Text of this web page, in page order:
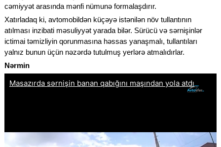
cəmiyyət arasında mənfi nümunə formalaşdırır.
Xatırladaq ki, avtomobildən küçəyə istənilən növ tullantının
atılması inzibati məsuliyyət yarada bilər. Sürücü və sərnişinlər
ictimai təmizliyin qorunmasına həssas yanaşmalı, tullantıları
yalnız bunun üçün nəzərdə tutulmuş yerlərə atmalıdırlar.
Nərmin